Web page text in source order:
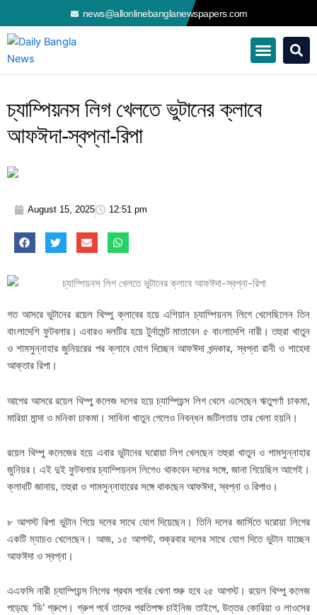
to
content
news@allonlinebanglanewspapers.com
চ্যাম্পিয়নস লিগ খেলতে ভুটানের ক্লাবে
আফঈদা-স্বপ্না-রিপা
August 15, 2025 12:51 pm
গত আসরে ভুটানের রয়েল থিম্পু ক্লাবের হয়ে এশিয়ান চ্যাম্পিয়নস লিগে খেলেছিলেন তিন
বাংলাদেশি ফুটবলার। এবারও দলটির হয়ে টুর্নামেন্ট মাতাবেন ৫ বাংলাদেশি নারী। তহুরা খাতুন
ও শামসুন্নাহার জুনিয়রের পর ক্লাবে যোগ দিচ্ছেন আফঈদা খন্দকার, স্বপ্না রানী ও শাহেদা
আক্তার রিপা।
আগের আসরে রয়েল থিম্পু কলেজ দলের হয়ে চ্যাম্পিয়ন্স লিগ খেলে এসেছেন ঋতুপর্ণা চাকমা,
মারিয়া মান্দা ও মনিকা চাকমা। সাবিনা খাতুন গেলেও নিবন্ধন জটিলতায় তার খেলা হয়নি।
রয়েল থিম্পু কলেজের হয়ে এবার ভুটানের ঘরোয়া লিগ খেলছেন তহুরা খাতুন ও শামসুন্নাহার
জুনিয়র। এই দুই ফুটবলার চ্যাম্পিয়নস লিগেও থাকবেন দলের সঙ্গে, জানা গিয়েছিল আগেই।
ক্লাবটি জানায়, তহুরা ও শামসুন্নাহারের সঙ্গে থাকছেন আফঈদা, স্বপ্না ও রিপাও।
৮ আগস্ট রিপা ভুটান গিয়ে দলের সাথে যোগ দিয়েছেন। তিনি দলের জার্সিতে ঘরোয়া লিগের
একটি ম্যাচও খেলেছেন। আজ, ১৫ আগস্ট, শুক্রবার দলের সাথে যোগ দিতে ভুটান যাচ্ছেন
আফঈদা ও স্বপ্না।
এএফসি নারী চ্যাম্পিয়ন্স লিগের প্রথম পর্বের খেলা শুরু হবে ২৫ আগস্ট। রয়েল থিম্পু কলেজ
পড়েছে ‘ডি’ গ্রুপে। গ্রুপ পর্বে তাদের প্রতিপক্ষ চাইনিজ তাইপে, উত্তর কোরিয়া ও লাওসের